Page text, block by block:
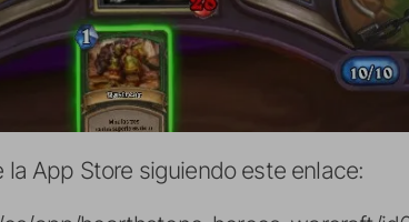
App Store siguiendo este enlace: